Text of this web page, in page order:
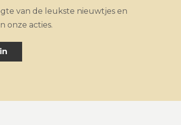
van de leukste nieuwtjes en
onze acties.